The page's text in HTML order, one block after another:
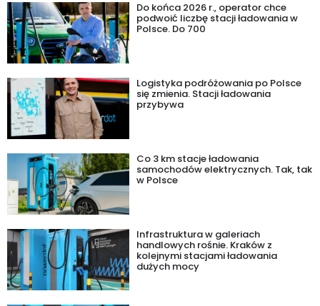
Do końca 2026 r., operator chce
podwoić liczbę stacji ładowania w
Polsce. Do 700
Logistyka podróżowania po Polsce
się zmienia. Stacji ładowania
przybywa
Co 3 km stacje ładowania
samochodów elektrycznych. Tak, tak
w Polsce
Infrastruktura w galeriach
handlowych rośnie. Kraków z
kolejnymi stacjami ładowania
dużych mocy